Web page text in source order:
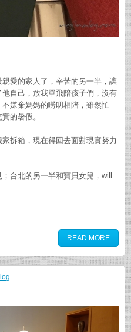
愛的家人了，辛苦的另一半，讓
自己，放我單飛陪孩子們，沒有
嫌棄媽媽的嘮叨相陪，雖然忙
的暑假。
拆箱，現在得回去面對現實努力
台北的另一半和寶貝女兒，will
READ MORE